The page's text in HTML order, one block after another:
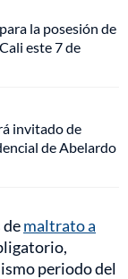
la posesión de
este 7 de
invitado de
de Abelardo
demaltrato a
periodo del